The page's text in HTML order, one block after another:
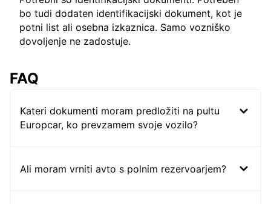
bo tudi dodaten identifikacijski dokument, kot je
potni list ali osebna izkaznica. Samo vozniško
dovoljenje ne zadostuje.
FAQ
Kateri dokumenti moram predložiti na pultu
Europcar, ko prevzamem svoje vozilo?
Ali moram vrniti avto s polnim rezervoarjem?